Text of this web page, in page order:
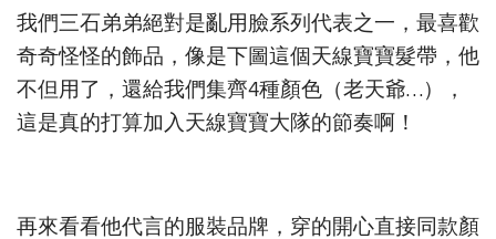
我們三石弟弟絕對是亂用臉系列代表之一，最喜歡
奇奇怪怪的飾品，像是下圖這個天線寶寶髮帶，他
不但用了，還給我們集齊4種顏色（老天爺…），
這是真的打算加入天線寶寶大隊的節奏啊！
再來看看他代言的服裝品牌，穿的開心直接同款顏